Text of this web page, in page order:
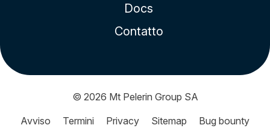
Docs
Contatto
© 2026 Mt Pelerin Group SA
Avviso
Termini Privacy Sitemap
Bug bounty